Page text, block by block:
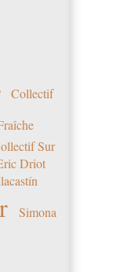
Collectif
Sur
Driot
Simona